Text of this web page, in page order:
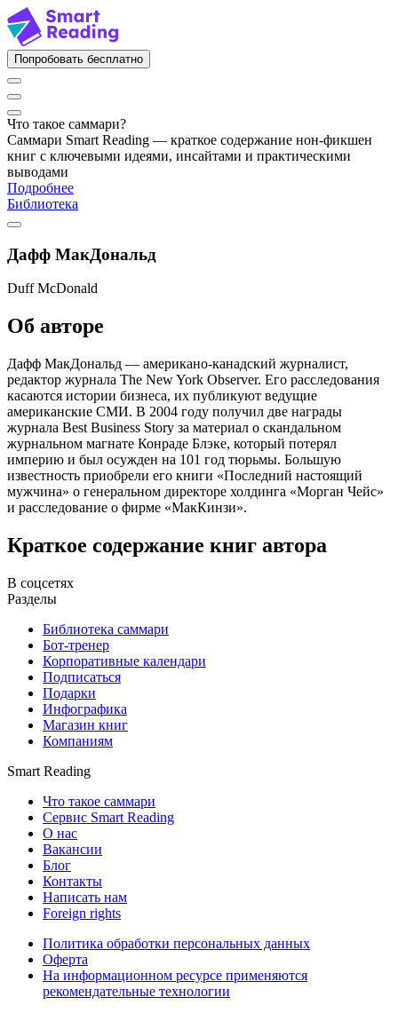
Попробовать бесплатно
Что такое саммари?
Саммари Smart Reading — краткое содержание нон-фикшен
книг с ключевыми идеями, инсайтами и практическими
выводами
Подробнее
Библиотека
Дафф МакДональд
Duff McDonald
Об авторе
Дафф МакДональд — американо-канадский журналист,
редактор журнала The New York Observer. Его расследования
касаются истории бизнеса, их публикуют ведущие
американские СМИ. В 2004 году получил две награды
журнала Best Business Story за материал о скандальном
журнальном магнате Конраде Блэке, который потерял
империю и был осужден на 101 год тюрьмы. Большую
известность приобрели его книги «Последний настоящий
мужчина» о генеральном директоре холдинга «Морган Чейс»
и расследование о фирме «МакКинзи».
Краткое содержание книг автора
В соцсетях
Разделы
Библиотека саммари
Бот-тренер
Корпоративные календари
Подписаться
Подарки
Инфографика
Магазин книг
Компаниям
Smart Reading
Что такое саммари
Сервис Smart Reading
О нас
Вакансии
Блог
Контакты
Написать нам
Foreign rights
Политика обработки персональных данных
Оферта
На информационном ресурсе применяются
рекомендательные технологии